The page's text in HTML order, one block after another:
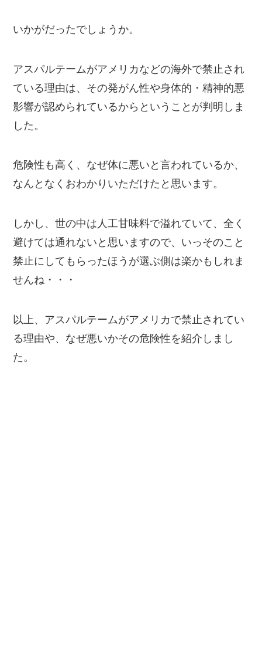
いかがだったでしょうか。
アスパルテームがアメリカなどの海外で禁止され
ている理由は、その発がん性や身体的・精神的悪
影響が認められているからということが判明しま
した。
危険性も高く、なぜ体に悪いと言われているか、
なんとなくおわかりいただけたと思います。
しかし、世の中は人工甘味料で溢れていて、全く
避けては通れないと思いますので、いっそのこと
禁止にしてもらったほうが選ぶ側は楽かもしれま
せんね・・・
以上、アスパルテームがアメリカで禁止されてい
る理由や、なぜ悪いかその危険性を紹介しまし
た。